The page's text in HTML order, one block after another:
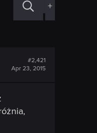
+
#2,421
Apr 23, 2015